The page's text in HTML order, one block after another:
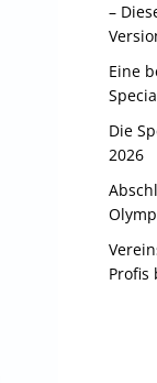
–
Eine
Die
2026
Profis